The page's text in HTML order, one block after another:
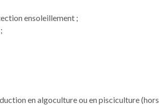
ensoleillement ;
en algoculture ou en pisciculture (hors